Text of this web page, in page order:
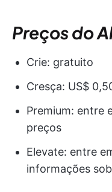
Preços do
Crie: gratuito
Cresça: US$
Premium: entre
preços
Elevate: entre
informações